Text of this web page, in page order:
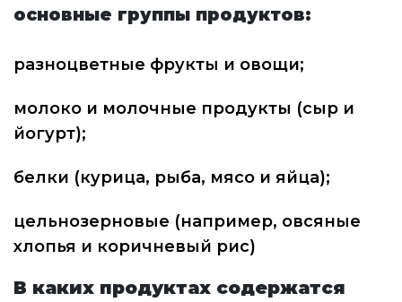
основные группы продуктов:
разноцветные фрукты и овощи;
молоко и молочные продукты (сыр и
йогурт);
белки (курица, рыба, мясо и яйца);
цельнозерновые (например, овсяные
хлопья и коричневый рис)
В каких продуктах содержатся